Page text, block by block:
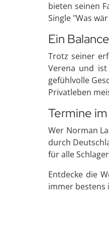
bieten seinen
Single "Was
Ein
Trotz seiner
Verena und
gefühlvolle
Privatleben
Termine
Wer Norman
durch
für alle
Entdecke die
immer bestens